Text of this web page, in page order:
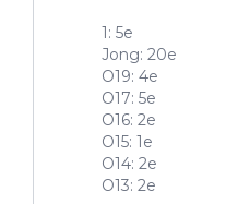
1: 5e
Jong: 20e
O19: 4e
O17: 5e
O16: 2e
O15: 1e
O14: 2e
O13: 2e